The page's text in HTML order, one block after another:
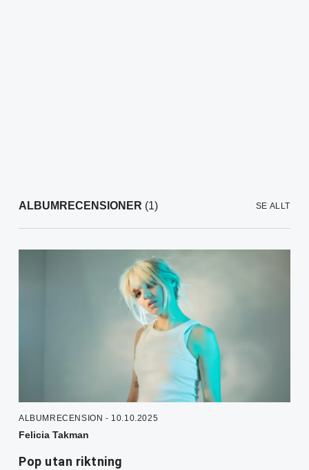
ALBUMRECENSIONER (1) SE ALLT
ALBUMRECENSION - 10.10.2025
Felicia Takman
Pop utan riktning